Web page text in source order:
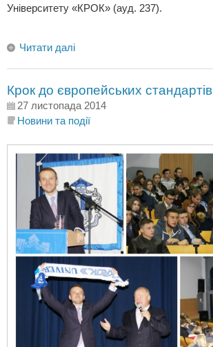
Університету «КРОК» (ауд. 237).
Читати далі
Крок до європейських стандартів
27 листопада 2014
Новини та події